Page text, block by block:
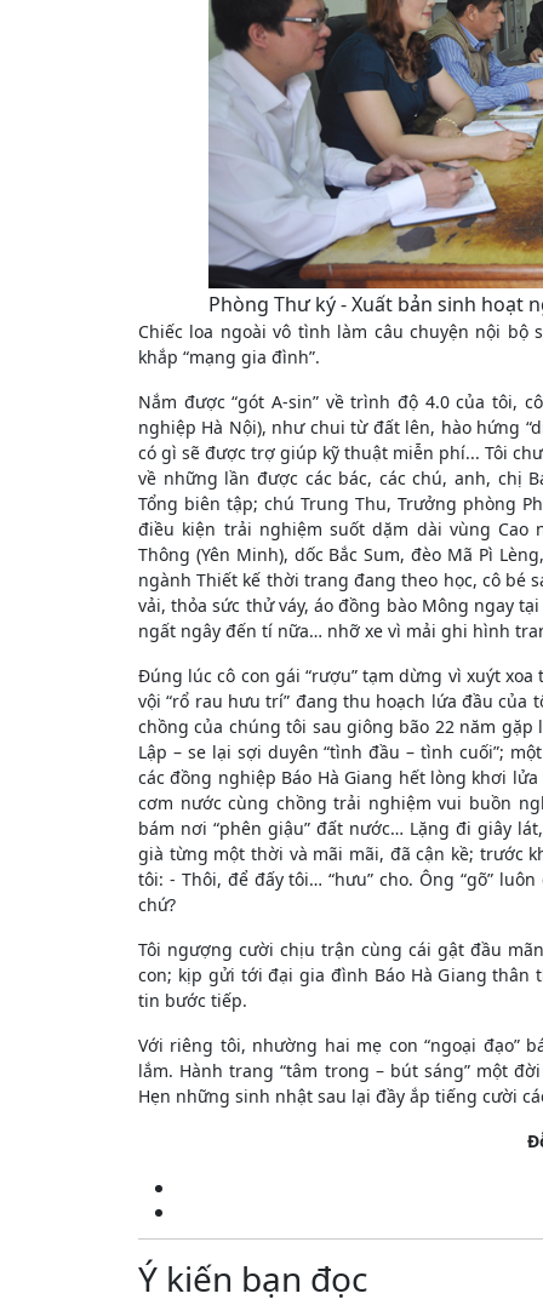
Phòng Thư ký - Xuất bản sinh hoạt
Chiếc loa ngoài vô tình làm câu chuyện nội bộ
khắp “mạng gia đình”.
Nắm được “gót A-sin” về trình độ 4.0 của tôi,
nghiệp Hà Nội), như chui từ đất lên, hào hứng
có gì sẽ được trợ giúp kỹ thuật miễn phí... Tôi
về những lần được các bác, các chú, anh, chị
Tổng biên tập; chú Trung Thu, Trưởng phòng
điều kiện trải nghiệm suốt dặm dài vùng
Thông (Yên Minh), dốc Bắc Sum, đèo Mã Pì
ngành Thiết kế thời trang đang theo học, cô bé
vải, thỏa sức thử váy, áo đồng bào Mông ngay
ngất ngây đến tí nữa… nhỡ xe vì mải ghi hình
Đúng lúc cô con gái “rượu” tạm dừng vì xuýt
vội “rổ rau hưu trí” đang thu hoạch lứa đầu
chồng của chúng tôi sau giông bão 22 năm
Lập – se lại sợi duyên “tình đầu – tình cuối”;
các đồng nghiệp Báo Hà Giang hết lòng khơi
cơm nước cùng chồng trải nghiệm vui buồn
bám nơi “phên giậu” đất nước… Lặng đi giây
già từng một thời và mãi mãi, đã cận kề; trước
tôi: - Thôi, để đấy tôi… “hưu” cho. Ông “gõ”
chứ?
Tôi ngượng cười chịu trận cùng cái gật đầu
con; kịp gửi tới đại gia đình Báo Hà Giang thân
tin bước tiếp.
Với riêng tôi, nhường hai mẹ con “ngoại đạo”
lắm. Hành trang “tâm trong – bút sáng” một
Hẹn những sinh nhật sau lại đầy ắp tiếng cười
Ý kiến bạn đọc